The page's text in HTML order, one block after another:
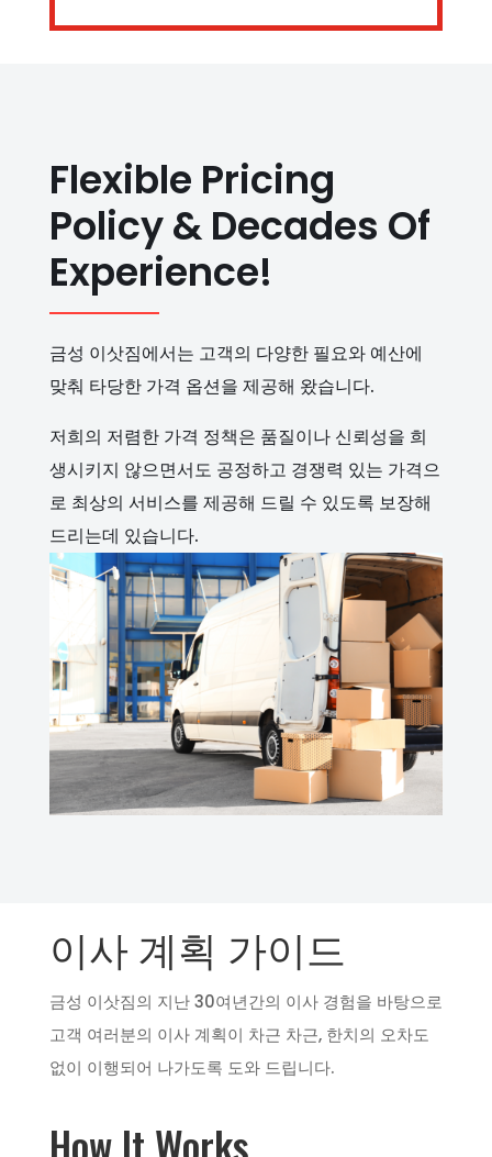
Flexible Pricing
Policy & Decades Of
Experience!
금성 이삿짐에서는 고객의 다양한 필요와 예산에
맞춰 타당한 가격 옵션을 제공해 왔습니다.
저희의 저렴한 가격 정책은 품질이나 신뢰성을 희
생시키지 않으면서도 공정하고 경쟁력 있는 가격으
로 최상의 서비스를 제공해 드릴 수 있도록 보장해
드리는데 있습니다.
이사 계획 가이드
금성 이삿짐의 지난 30여년간의 이사 경험을 바탕으로
고객 여러분의 이사 계획이 차근 차근, 한치의 오차도
없이 이행되어 나가도록 도와 드립니다.
How It Works